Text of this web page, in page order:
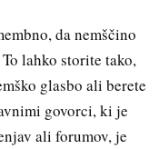
da nemščino
lahko storite tako,
glasbo ali berete
govorci, ki je
ali forumov, je